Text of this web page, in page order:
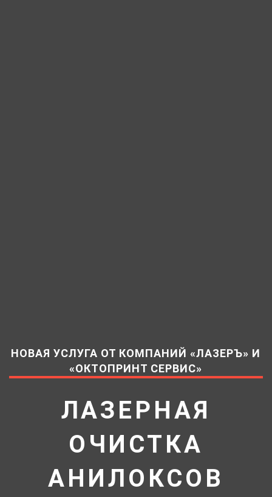
НОВАЯ УСЛУГА ОТ КОМПАНИЙ «ЛАЗЕРЪ» И
«ОКТОПРИНТ СЕРВИС»
ЛАЗЕРНАЯ
ОЧИСТКА
АНИЛОКСОВ